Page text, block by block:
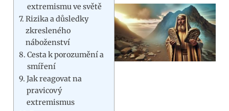
extremismu ve světě
Rizika a důsledky
zkresleného
náboženství
Cesta k porozumění a
smíření
Jak reagovat na
pravicový
extremismus